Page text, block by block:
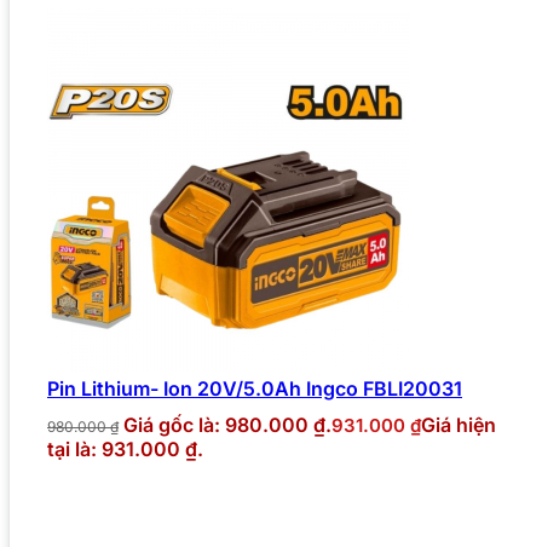
Pin Lithium- Ion 20V/5.0Ah Ingco FBLI20031
980.000₫ Giá gốc là: 980.000 ₫.931.000 ₫Giá hiện
tại là: 931.000 ₫.